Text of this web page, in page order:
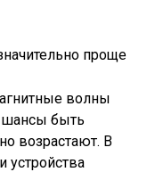
волны
шансы быть
возрастают. В
устройства